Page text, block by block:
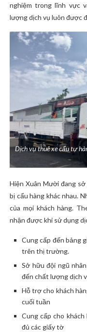
nghiệm trong lĩnh vực
lượng dịch vụ luôn được
Dịch vụ thuê xe cẩu tự
Hiện Xuân Mười đang
bị cẩu hàng khác nhau.
của mọi khách hàng.
nhận được khi sử dụng
Cung cấp đến bảng
trên thị trường.
Sở hữu đội ngũ
đến chất lượng dịch
Hỗ trợ cho khách
cuối tuần
Cung cấp cho
đủ các giấy tờ